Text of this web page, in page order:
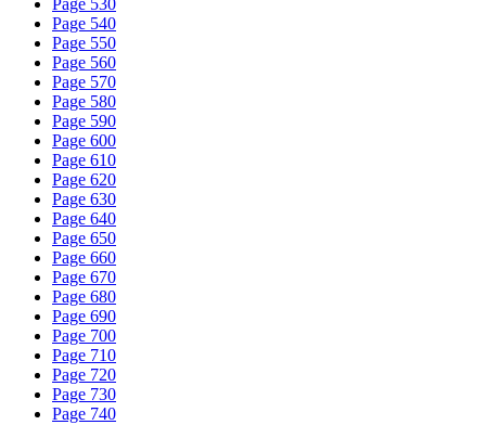
Page 530
Page 540
Page 550
Page 560
Page 570
Page 580
Page 590
Page 600
Page 610
Page 620
Page 630
Page 640
Page 650
Page 660
Page 670
Page 680
Page 690
Page 700
Page 710
Page 720
Page 730
Page 740